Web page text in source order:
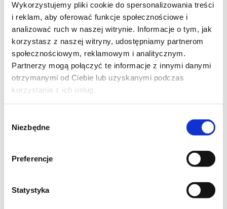
Wykorzystujemy pliki cookie do spersonalizowania treści
i reklam, aby oferować funkcje społecznościowe i
analizować ruch w naszej witrynie. Informacje o tym, jak
korzystasz z naszej witryny, udostępniamy partnerom
społecznościowym, reklamowym i analitycznym.
Partnerzy mogą połączyć te informacje z innymi danymi
otrzymanymi od Ciebie lub uzyskanymi podczas
korzystania z ich usług.
zgody
Niezbędne
Preferencje
Statystyka
pracy nerek i przemianie materii . Ma dużo
potasu i wapnia oraz wiele innych cenny
składników dla naszego zdrowia. Polecam.
przepis własny
na dwie szklaneczki
2 małe jabłka
1/2 zielonego długiego ogórka ze skórą
1/2 limonki